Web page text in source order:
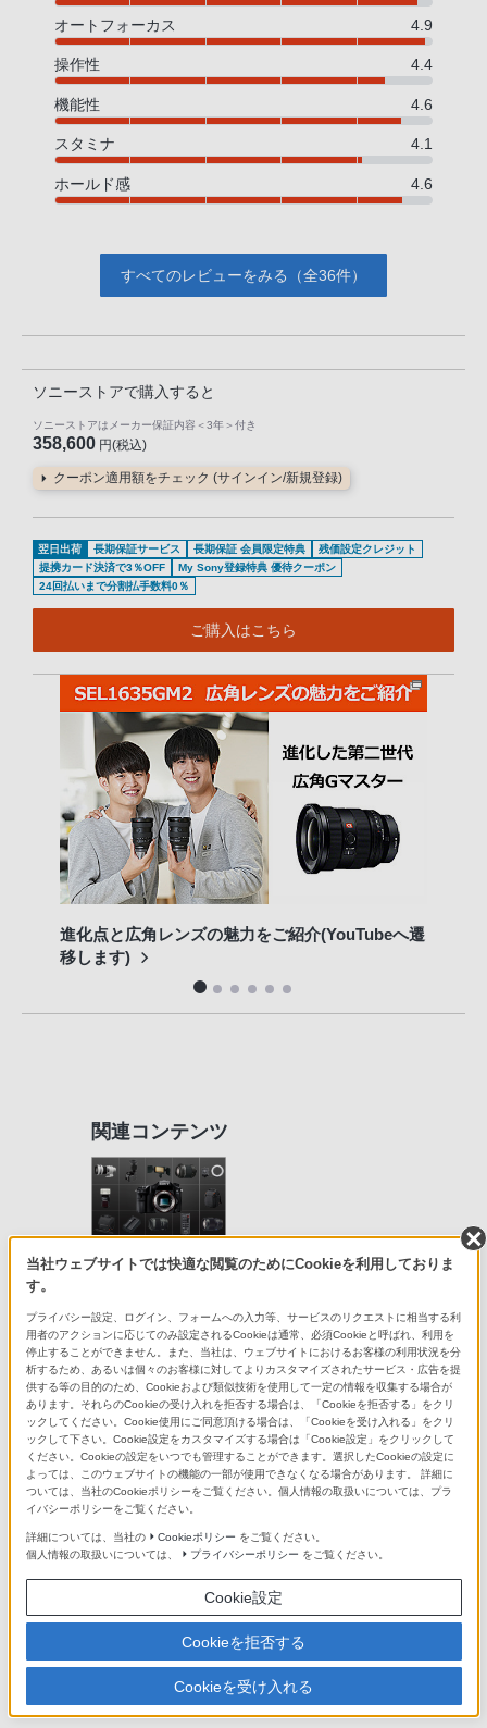
オートフォーカス 4.9
操作性 4.4
機能性 4.6
スタミナ 4.1
ホールド感 4.6
すべてのレビューをみる（全36件）
ソニーストアで購入すると
ソニーストアはメーカー保証内容 ＜3年＞ 付き
358,600 円(税込)
クーポン適用額をチェック (サインイン/新規登録)
翌日出荷 長期保証サービス 長期保証 会員限定特典
残価設定クレジット
提携カード決済で3％OFF
My Sony登録特典 優待クーポン
24回払いまで分割払手数料0％
ご購入はこちら
進化点と広角レンズの魅力をご紹介(YouTubeへ遷
移します)
関連コンテンツ
Aマウントレンズ/アクセサリーシステ
Eマウントレンズラインアップ
充実したレンズでこだわりの表現を
Aマウントレンズラインアップ
充実したレンズでこだわりの表現を
当社ウェブサイトでは快適な閲覧のためにCookieを利用しておりま
す。
プライバシー設定、ログイン、フォームへの入力等、サービスのリクエストに相当する利
用者のアクションに応じてのみ設定されるCookieは通常、必須Cookieと呼ばれ、利用を
停止することができません。また、当社は、ウェブサイトにおけるお客様の利用状況を分
析するため、あるいは個々のお客様に対してよりカスタマイズされたサービス・広告を提
供する等の目的のため、Cookieおよび類似技術を使用して一定の情報を収集する場合が
あります。それらのCookieの受け入れを拒否する場合は、「Cookieを拒否する」をクリ
ックしてください。Cookie使用にご同意頂ける場合は、「Cookieを受け入れる」をクリ
ックして下さい。Cookie設定をカスタマイズする場合は「Cookie設定」をクリックして
ください。Cookieの設定をいつでも管理することができます。選択したCookieの設定に
よっては、このウェブサイトの機能の一部が使用できなくなる場合があります。 詳細に
ついては、当社のCookieポリシーをご覧ください。個人情報の取扱いについては、プラ
イバシーポリシーをご覧ください。
詳細については、当社の Cookieポリシー をご覧ください。
個人情報の取扱いについては、
プライバシーポリシー をご覧ください。
Cookie設定
Cookieを拒否する
Cookieを受け入れる